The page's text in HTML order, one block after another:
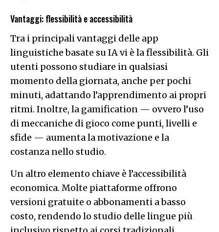
Vantaggi: flessibilità e accessibilità
Tra i principali vantaggi delle app
linguistiche basate su IA vi è la flessibilità. Gli
utenti possono studiare in qualsiasi
momento della giornata, anche per pochi
minuti, adattando l’apprendimento ai propri
ritmi. Inoltre, la gamification — ovvero l’uso
di meccaniche di gioco come punti, livelli e
sfide — aumenta la motivazione e la
costanza nello studio.
Un altro elemento chiave è l’accessibilità
economica. Molte piattaforme offrono
versioni gratuite o abbonamenti a basso
costo, rendendo lo studio delle lingue più